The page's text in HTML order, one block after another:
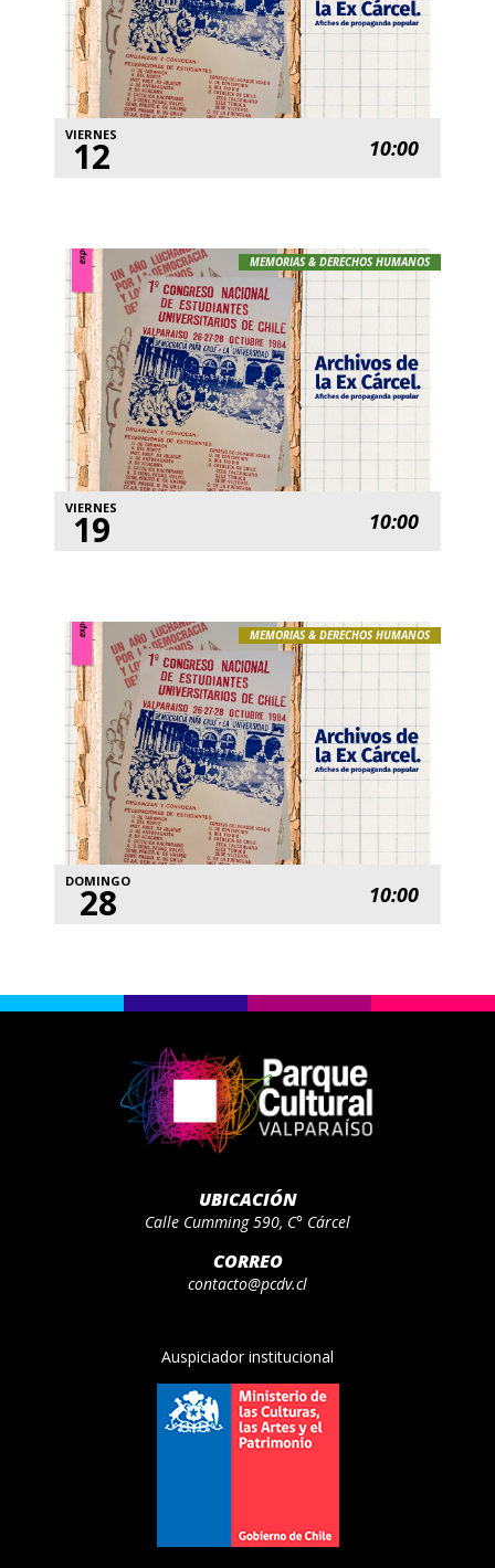
VIERNES
12 10:00
MEMORIAS & DERECHOS HUMANOS
VIERNES
19 10:00
MEMORIAS & DERECHOS HUMANOS
DOMINGO
28 10:00
UBICACIÓN
Calle Cumming 590, C° Cárcel
CORREO
contacto@pcdv.cl
Auspiciador institucional